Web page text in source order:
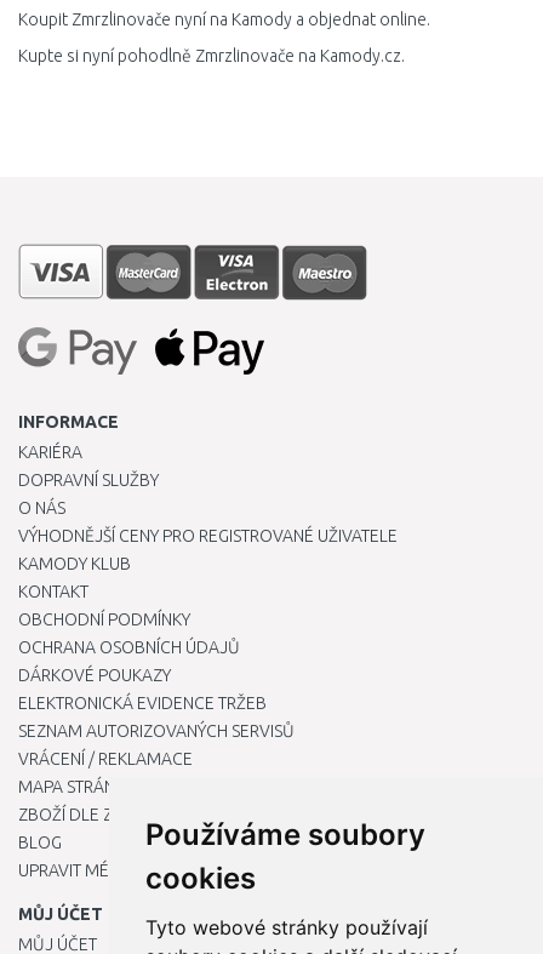
Používáme soubory
cookies
Tyto webové stránky používají
Koupit Zmrzlinovače nyní na Kamody a objednat online.
Kupte si nyní pohodlně Zmrzlinovače na Kamody.cz.
INFORMACE
KARIÉRA
DOPRAVNÍ SLUŽBY
O NÁS
VÝHODNĚJŠÍ CENY PRO REGISTROVANÉ UŽIVATELE
KAMODY KLUB
KONTAKT
OBCHODNÍ PODMÍNKY
OCHRANA OSOBNÍCH ÚDAJŮ
DÁRKOVÉ POUKAZY
ELEKTRONICKÁ EVIDENCE TRŽEB
SEZNAM AUTORIZOVANÝCH SERVISŮ
VRÁCENÍ / REKLAMACE
MAPA STRÁNKY
ZBOŽÍ DLE ZNAČEK
BLOG
UPRAVIT MÉ PŘEDVOLBY COOKIES
MŮJ ÚČET
MŮJ ÚČET